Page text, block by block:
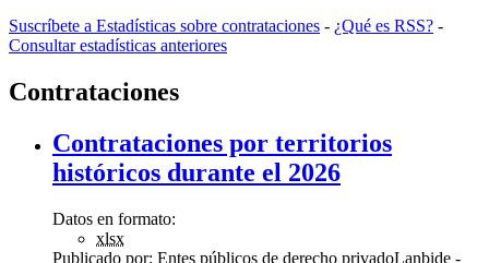
Suscríbete a Estadísticas sobre contrataciones - ¿Qué es RSS? -
Consultar estadísticas anteriores
Contrataciones
Contrataciones por territorios
históricos durante el 2026
Datos en formato:
xlsx
Publicado por: Entes públicos de derecho privadoLanbide -